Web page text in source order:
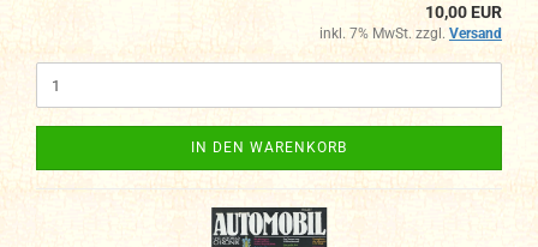
10,00 EUR
inkl. 7% MwSt. zzgl. Versand
IN DEN WARENKORB